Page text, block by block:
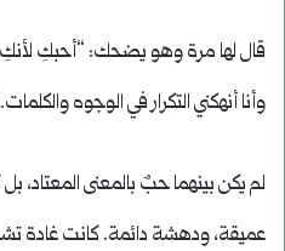
قال لها مرة وهو يضحك: “أحبكِ لأنكِ
وأنا أنهكني التكرار في الوجوه
لم يكن بينهما حبٌ بالمعنى المعتاد،
عميقة، ودهشة دائمة. كانت غادة